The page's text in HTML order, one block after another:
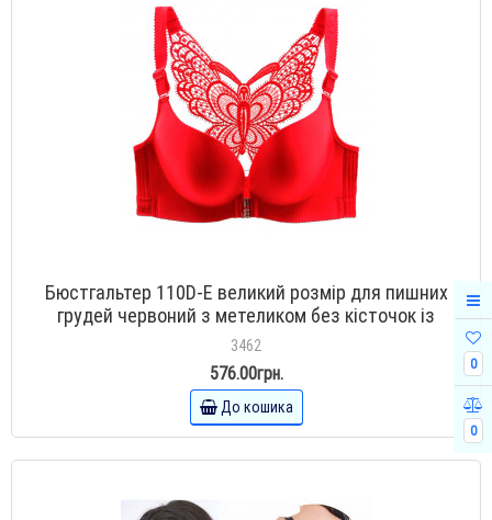
0
0
Бюстгальтер 110D-E великий розмір для пишних
грудей червоний з метеликом без кісточок із
застібкою спереду
3462
576.00грн.
До кошика